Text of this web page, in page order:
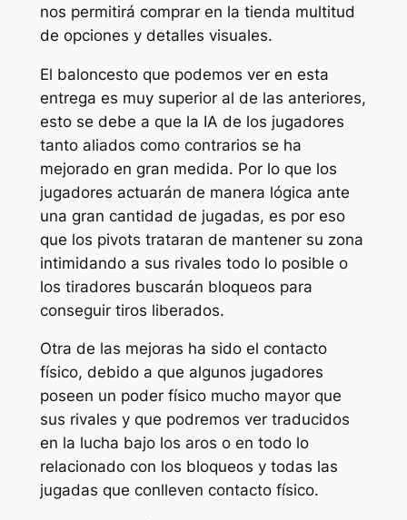
nos permitirá comprar en la tienda multitud
de opciones y detalles visuales.
El baloncesto que podemos ver en esta
entrega es muy superior al de las anteriores,
esto se debe a que la IA de los jugadores
tanto aliados como contrarios se ha
mejorado en gran medida. Por lo que los
jugadores actuarán de manera lógica ante
una gran cantidad de jugadas, es por eso
que los pivots trataran de mantener su zona
intimidando a sus rivales todo lo posible o
los tiradores buscarán bloqueos para
conseguir tiros liberados.
Otra de las mejoras ha sido el contacto
físico, debido a que algunos jugadores
poseen un poder físico mucho mayor que
sus rivales y que podremos ver traducidos
en la lucha bajo los aros o en todo lo
relacionado con los bloqueos y todas las
jugadas que conlleven contacto físico.